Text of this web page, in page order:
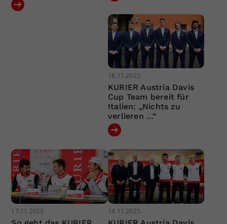
18.11.2025
KURIER Austria Davis
Cup Team bereit für
Italien: „Nichts zu
verlieren …“
17.11.2025 14.11.2025